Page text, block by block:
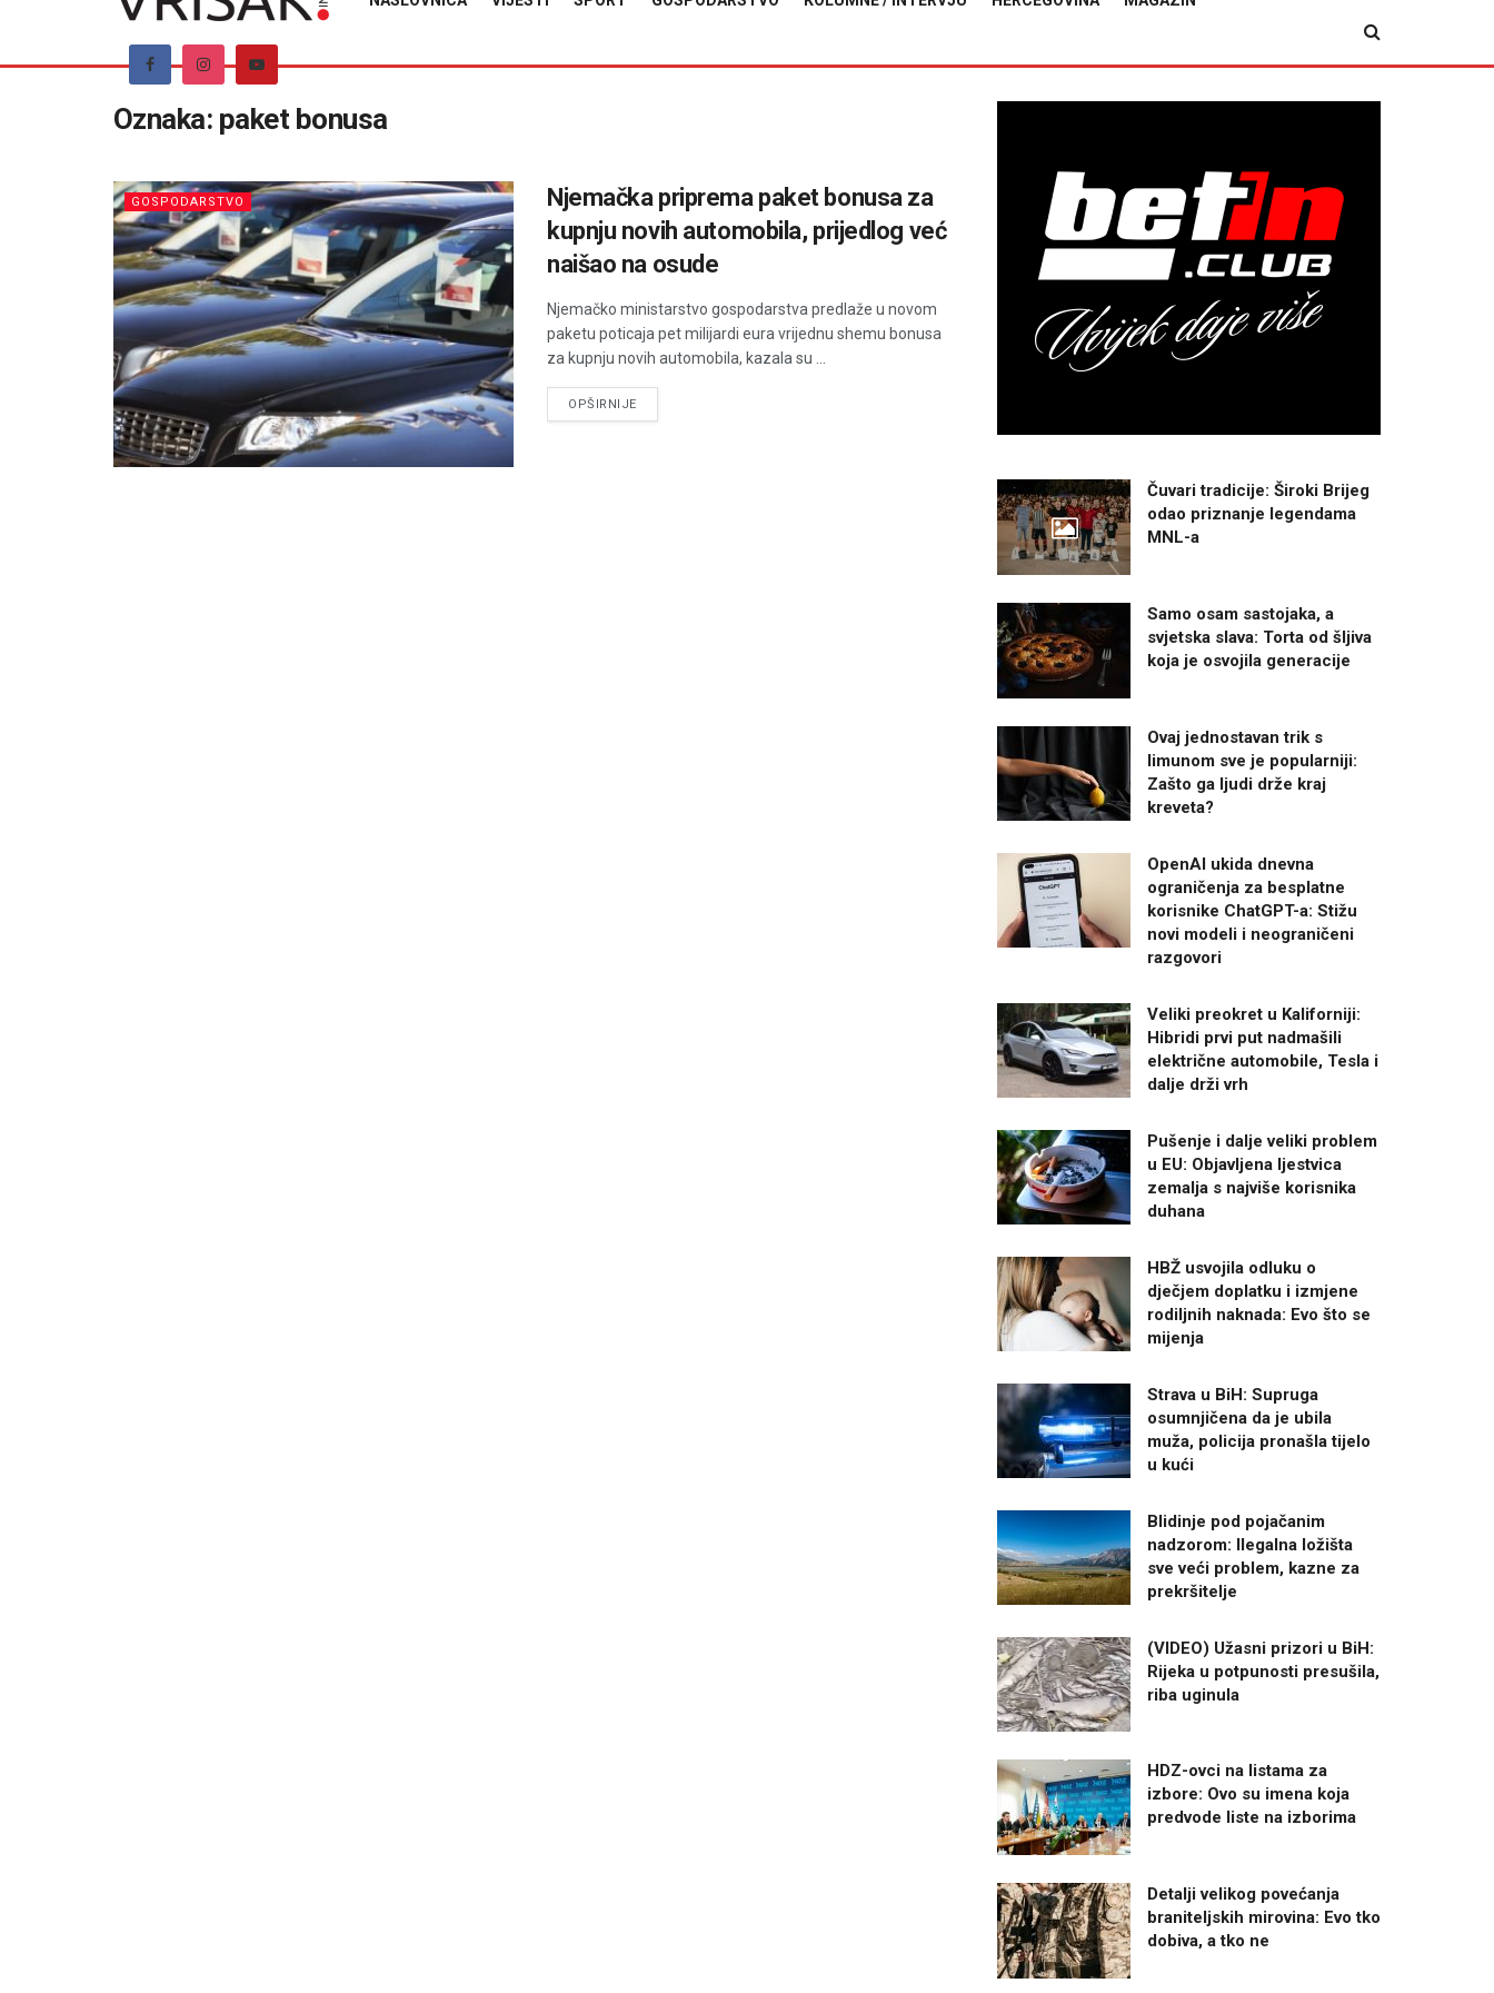
Oznaka: paket bonusa
GOSPODARSTVO
Njemačka priprema paket bonusa za
kupnju novih automobila, prijedlog već
naišao na osude
Njemačko ministarstvo gospodarstva predlaže u novom
paketu poticaja pet milijardi eura vrijednu shemu bonusa
za kupnju novih automobila, kazala su ...
OPŠIRNIJEDETAILS
Čuvari tradicije: Široki Brijeg
odao priznanje legendama
MNL-a
Samo osam sastojaka, a
svjetska slava: Torta od šljiva
koja je osvojila generacije
Ovaj jednostavan trik s
limunom sve je popularniji:
Zašto ga ljudi drže kraj
kreveta?
OpenAI ukida dnevna
ograničenja za besplatne
korisnike ChatGPT-a: Stižu
novi modeli i neograničeni
razgovori
Veliki preokret u Kaliforniji:
Hibridi prvi put nadmašili
električne automobile, Tesla i
dalje drži vrh
Pušenje i dalje veliki problem
u EU: Objavljena ljestvica
zemalja s najviše korisnika
duhana
HBŽ usvojila odluku o
dječjem doplatku i izmjene
rodiljnih naknada: Evo što se
mijenja
Strava u BiH: Supruga
osumnjičena da je ubila
muža, policija pronašla tijelo
u kući
Blidinje pod pojačanim
nadzorom: Ilegalna ložišta
sve veći problem, kazne za
prekršitelje
(VIDEO) Užasni prizori u BiH:
Rijeka u potpunosti presušila,
riba uginula
HDZ-ovci na listama za
izbore: Ovo su imena koja
predvode liste na izborima
Detalji velikog povećanja
braniteljskih mirovina: Evo tko
dobiva, a tko ne